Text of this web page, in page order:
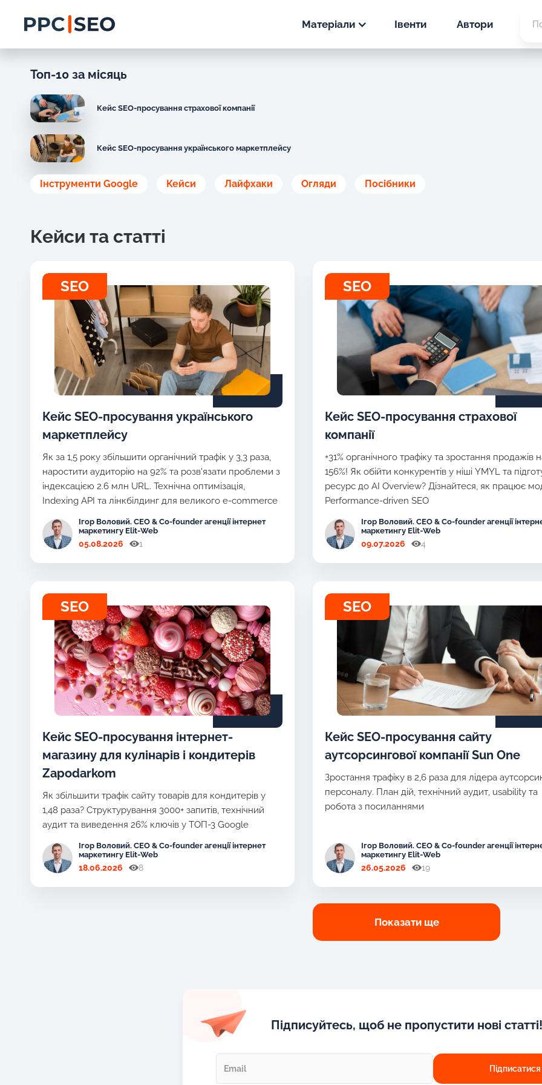
Матеріали
SEO
Івенти Автори
Топ-10 за місяць
Кейс SEO-просування страхової компанії
Кейс SEO-просування українського маркетплейсу
Інструменти Google Кейси Лайфхаки Огляди Посібники
Кейси та статті
SEO
Кейс SEO-просування українського
маркетплейсу
Як за 1,5 року збільшити органічний трафік у 3,3 раза,
наростити аудиторію на 92% та розв'язати проблеми з
індексацією 2.6 млн URL. Технічна оптимізація,
Indexing API та лінкбілдинг для великого e-commerce
Ігор Воловий. CEO & Co-founder агенції інтернет
маркетингу Elit-Web
05.08.2026 1
SEO
Кейс SEO-просування страхової
компанії
+31% органічного трафіку та зростання продажів
156%! Як обійти конкурентів у ніші YMYL та
ресурс до AI Overview? Дізнайтеся, як працює
Performance-driven SEO
Ігор Воловий. CEO & Co-founder агенції
маркетингу Elit-Web
09.07.2026 4
SEO
Кейс SEO-просування інтернет-
магазину для кулінарів і кондитерів
Zapodarkom
Як збільшити трафік сайту товарів для кондитерів у
1,48 раза? Структурування 3000+ запитів, технічний
аудит та виведення 26% ключів у ТОП-3 Google
Ігор Воловий. CEO & Co-founder агенції інтернет
маркетингу Elit-Web
18.06.2026 8
SEO
Кейс SEO-просування сайту
аутсорсингової компанії Sun One
Зростання трафіку в 2,6 раза для лідера
персоналу. План дій, технічний аудит, usability та
робота з посиланнями
Ігор Воловий. CEO & Co-founder агенції
маркетингу Elit-Web
26.05.2026 19
Показати ще
Підписуйтесь, щоб не пропустити нові статті!